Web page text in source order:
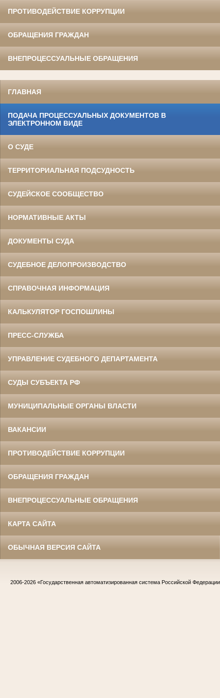
ПРОТИВОДЕЙСТВИЕ КОРРУПЦИИ
ОБРАЩЕНИЯ ГРАЖДАН
ВНЕПРОЦЕССУАЛЬНЫЕ ОБРАЩЕНИЯ
ГЛАВНАЯ
ПОДАЧА ПРОЦЕССУАЛЬНЫХ ДОКУМЕНТОВ В
ЭЛЕКТРОННОМ ВИДЕ
О СУДЕ
ТЕРРИТОРИАЛЬНАЯ ПОДСУДНОСТЬ
СУДЕЙСКОЕ СООБЩЕСТВО
НОРМАТИВНЫЕ АКТЫ
ДОКУМЕНТЫ СУДА
СУДЕБНОЕ ДЕЛОПРОИЗВОДСТВО
СПРАВОЧНАЯ ИНФОРМАЦИЯ
КАЛЬКУЛЯТОР ГОСПОШЛИНЫ
ПРЕСС-СЛУЖБА
УПРАВЛЕНИЕ СУДЕБНОГО ДЕПАРТАМЕНТА
СУДЫ СУБЪЕКТА РФ
МУНИЦИПАЛЬНЫЕ ОРГАНЫ ВЛАСТИ
ВАКАНСИИ
ПРОТИВОДЕЙСТВИЕ КОРРУПЦИИ
ОБРАЩЕНИЯ ГРАЖДАН
ВНЕПРОЦЕССУАЛЬНЫЕ ОБРАЩЕНИЯ
КАРТА САЙТА
ОБЫЧНАЯ ВЕРСИЯ САЙТА
2006-2026 «Государственная автоматизированная система Российской